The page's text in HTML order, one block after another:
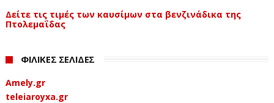
Δείτε τις τιμές των καυσίμων στα βενζινάδικα της
Πτολεμαΐδας
ΦΙΛΙΚΕΣ ΣΕΛΙΔΕΣ
Amely.gr
teleiaroyxa.gr